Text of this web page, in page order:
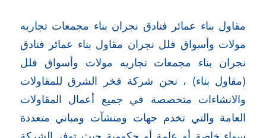
مقاول بناء عمائر فنادق نجران بناء مجمعات تجاريه
مولات وأسواق فلل نجران مقاول بناء عمائر فنادق
نجران بناء مجمعات تجاريه مولات وأسواق فلل
(مقاول بناء) ، نحن شركة فخر الشرق للمقاولات
والانشاءات متخصصة في جميع أعمال المقاولات
العامة والتي تخدم جهات ومنشآت ومباني متعددة